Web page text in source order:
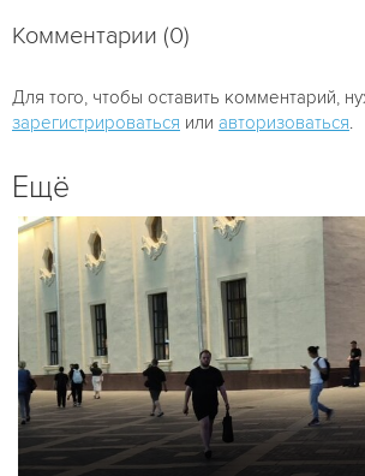
Комментарии (0)
Для того, чтобы оставить комментарий,
зарегистрироваться или авторизоваться
Ещё